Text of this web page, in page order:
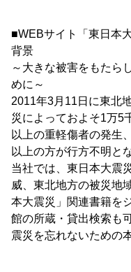
■WEBサイト「東日本
背景
～大きな被害をもたら
めに～
2011年3月11日に東北
災によっておよそ1万5
以上の重軽傷者の発生
以上の方が行方不明と
当社では、東日本大震
威、東北地方の被災地
本大震災」関連書籍を
館の所蔵・貸出検索も
震災を忘れないための